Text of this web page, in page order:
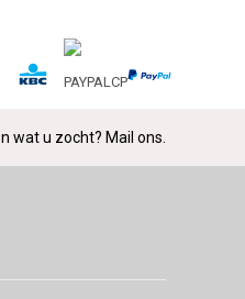
wat u zocht? Mail ons.